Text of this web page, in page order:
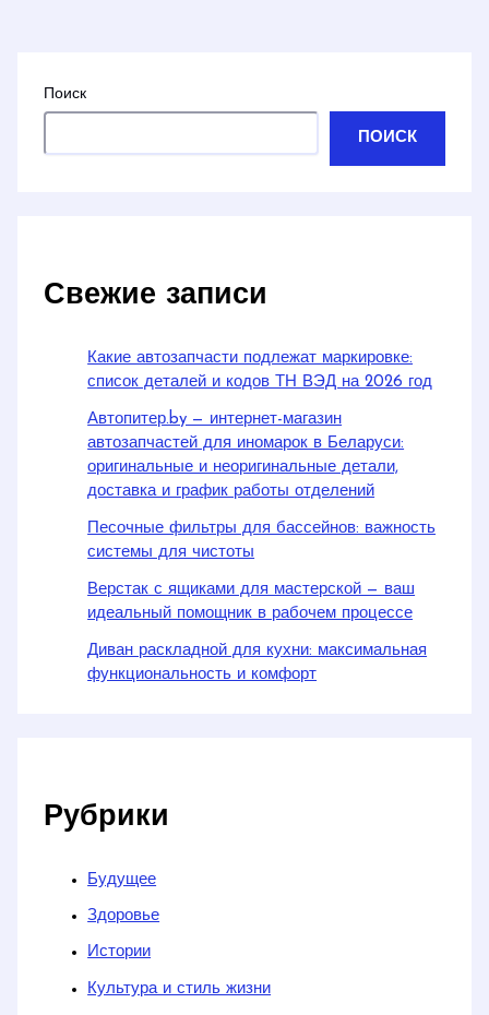
Поиск
ПОИСК
Свежие записи
Какие автозапчасти подлежат маркировке:
список деталей и кодов ТН ВЭД на 2026 год
Автопитер.by — интернет-магазин
автозапчастей для иномарок в Беларуси:
оригинальные и неоригинальные детали,
доставка и график работы отделений
Песочные фильтры для бассейнов: важность
системы для чистоты
Верстак с ящиками для мастерской — ваш
идеальный помощник в рабочем процессе
Диван раскладной для кухни: максимальная
функциональность и комфорт
Рубрики
Будущее
Здоровье
Истории
Культура и стиль жизни